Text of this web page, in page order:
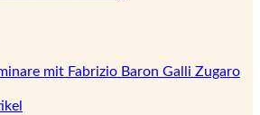
mit Fabrizio Baron Galli Zugaro